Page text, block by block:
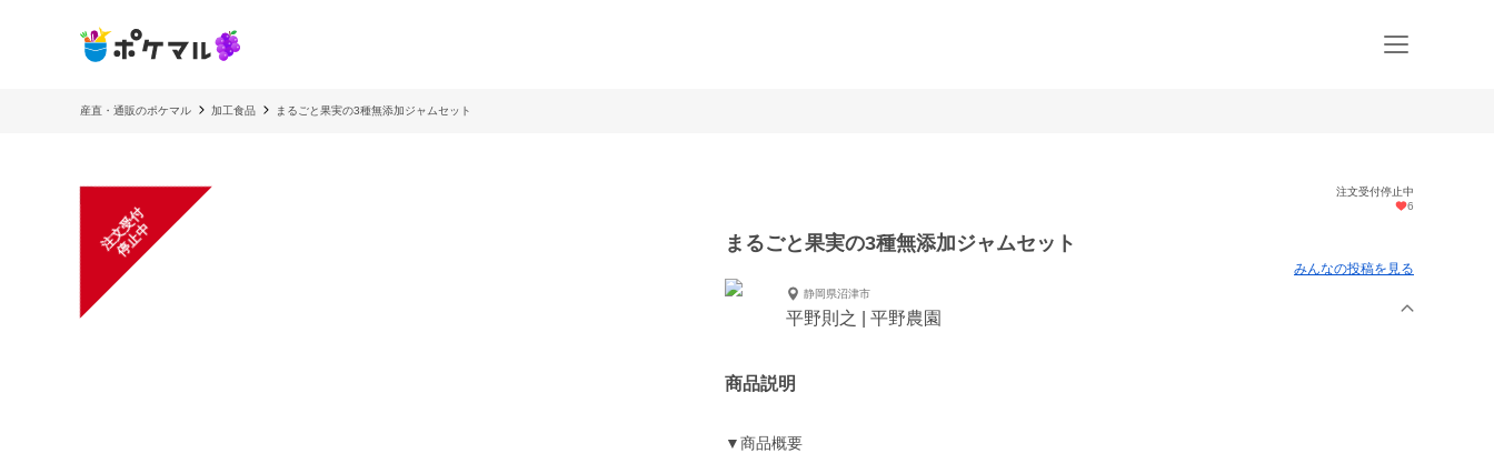
産直・通販のポケマル 加工食品 まるごと果実の3種無添加ジャムセット
注
文
受
付
停
止
中
注文受付停止中
6
まるごと果実の3種無添加ジャムセット
みんなの投稿を見る
静岡県沼津市
平野則之 | 平野農園
商品説明
▼商品概要